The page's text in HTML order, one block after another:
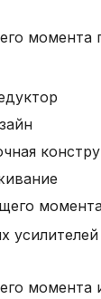
момента